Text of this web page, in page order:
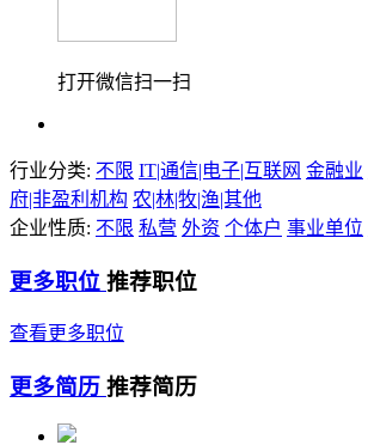
打开微信扫一扫
行业分类: 不限 IT|通信|电子|互联网 金融业
府|非盈利机构 农|林|牧|渔|其他
企业性质: 不限 私营 外资 个体户 事业单位
更多职位 推荐职位
查看更多职位
更多简历 推荐简历